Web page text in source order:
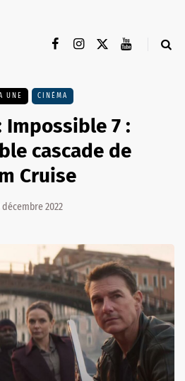
UNE CINÉMA
Impossible 7 :
cascade de
Cruise
décembre 2022